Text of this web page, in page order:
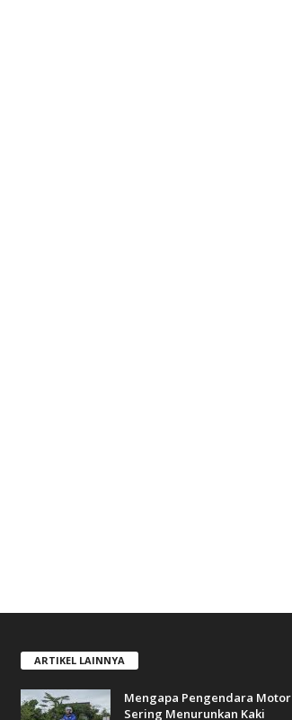
ARTIKEL LAINNYA
Mengapa Pengendara Motor
Sering Menurunkan Kaki